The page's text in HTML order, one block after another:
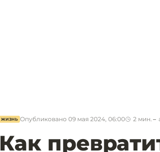
ЖИЗНЬ Опубликовано 09 мая 2024, 06:00 2 мин.
Как